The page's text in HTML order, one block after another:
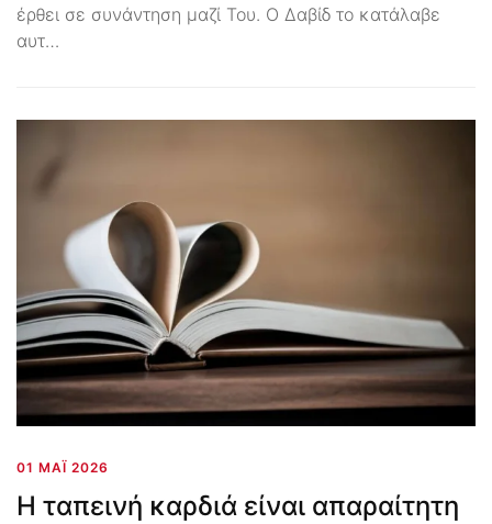
έρθει σε συνάντηση μαζί Του. Ο Δαβίδ το κατάλαβε
αυτ…
01 ΜΆΙ 2026
Η ταπεινή καρδιά είναι απαραίτητη